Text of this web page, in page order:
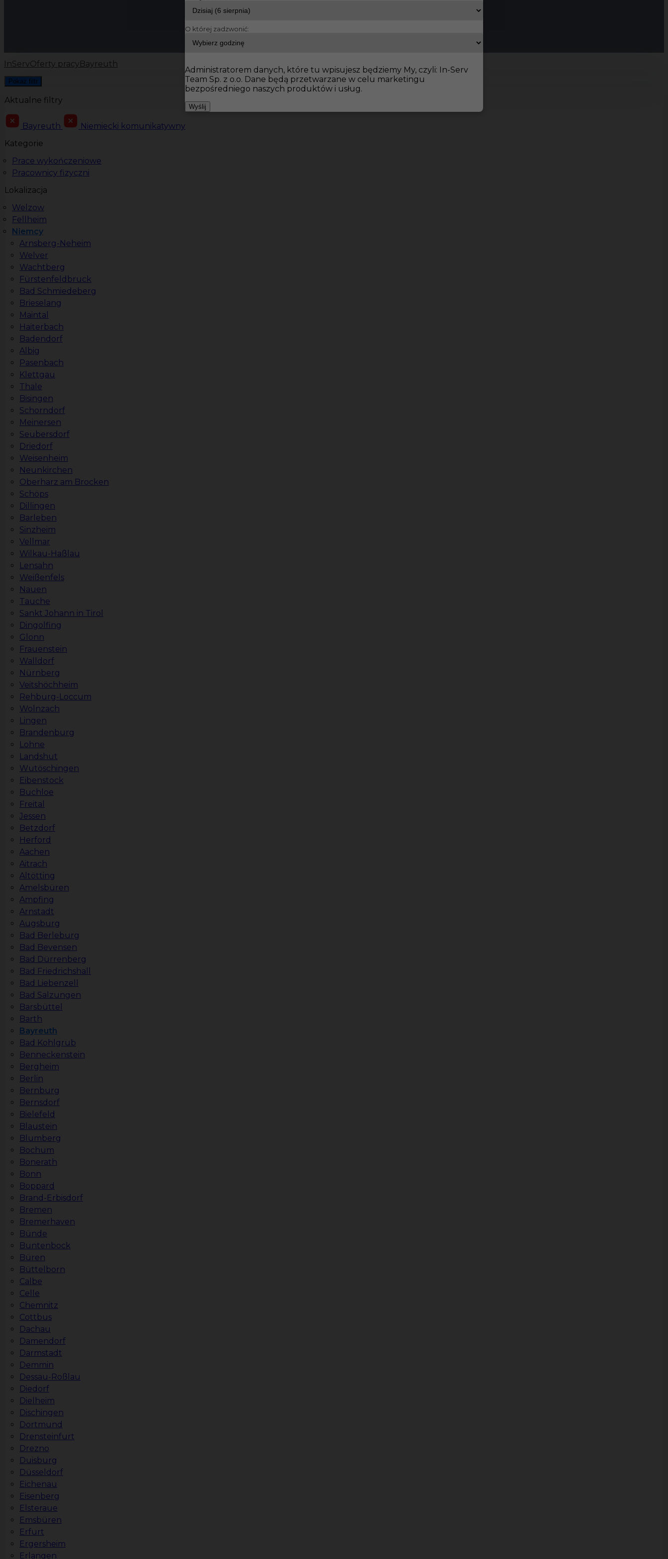
InServOferty pracy Bayreuth
Pokaż filtr
Aktualne filtry
Bayreuth
Niemiecki komunikatywny
Kategorie
Prace wykończeniowe
Pracownicy fizyczni
Lokalizacja
Welzow
Fellheim
Niemcy
Arnsberg-Neheim
Welver
Wachtberg
Fürstenfeldbruck
Bad Schmiedeberg
Brieselang
Maintal
Haiterbach
Badendorf
Albig
Pasenbach
Klettgau
Thale
Bisingen
Schorndorf
Meinersen
Seubersdorf
Driedorf
Weisenheim
Neunkirchen
Oberharz am Brocken
Schöps
Dillingen
Barleben
Sinzheim
Vellmar
Wilkau-Haßlau
Lensahn
Weißenfels
Nauen
Tauche
Sankt Johann in Tirol
Dingolfing
Glonn
Frauenstein
Walldorf
Nürnberg
Veitshöchheim
Rehburg-Loccum
Wolnzach
Lingen
Brandenburg
Lohne
Landshut
Wutöschingen
Eibenstock
Buchloe
Freital
Jessen
Betzdorf
Herford
Aachen
Aitrach
Altötting
Amelsbüren
Ampfing
Arnstadt
Augsburg
Bad Berleburg
Bad Bevensen
Bad Dürrenberg
Bad Friedrichshall
Bad Liebenzell
Bad Salzungen
Barsbüttel
Barth
Bayreuth
Bad Kohlgrub
Benneckenstein
Bergheim
Berlin
Bernburg
Bernsdorf
Bielefeld
Blaustein
Blumberg
Bochum
Bonerath
Bonn
Boppard
Brand-Erbisdorf
Bremen
Bremerhaven
Bünde
Buntenbock
Büren
Büttelborn
Calbe
Celle
Chemnitz
Cottbus
Dachau
Damendorf
Darmstadt
Demmin
Dessau-Roßlau
Diedorf
Dielheim
Dischingen
Dortmund
Drensteinfurt
Drezno
Duisburg
Düsseldorf
Eichenau
Eisenberg
Elsteraue
Emsbüren
Erfurt
Ergersheim
Erlangen
O której zadzwonić:
Administratorem danych, które tu wpisujesz będziemy My, czyli: In-Serv
Team Sp. z o.o. Dane będą przetwarzane w celu marketingu
bezpośredniego naszych produktów i usług.
Wyślij